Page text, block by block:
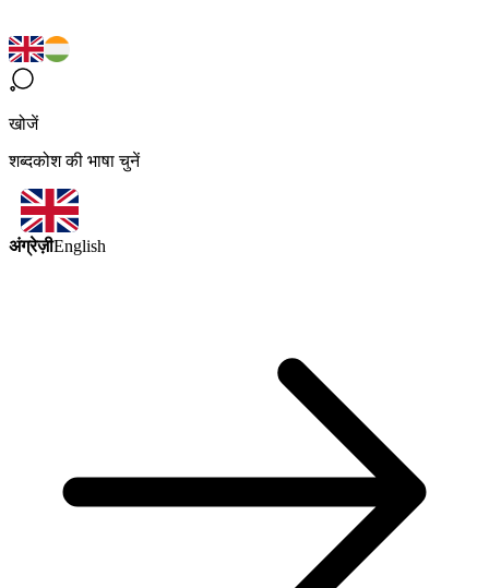
खोजें
शब्दकोश की भाषा चुनें
अंग्रेज़ीEnglish